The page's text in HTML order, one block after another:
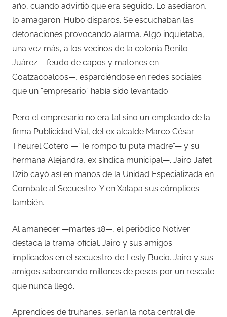
año, cuando advirtió que era seguido. Lo asediaron,
lo amagaron. Hubo disparos. Se escuchaban las
detonaciones provocando alarma. Algo inquietaba,
una vez más, a los vecinos de la colonia Benito
Juárez —feudo de capos y matones en
Coatzacoalcos—, esparciéndose en redes sociales
que un “empresario” había sido levantado.
Pero el empresario no era tal sino un empleado de la
firma Publicidad Vial, del ex alcalde Marco César
Theurel Cotero —“Te rompo tu puta madre”— y su
hermana Alejandra, ex síndica municipal—. Jairo Jafet
Dzib cayó así en manos de la Unidad Especializada en
Combate al Secuestro. Y en Xalapa sus cómplices
también.
Al amanecer —martes 18—, el periódico Notiver
destaca la trama oficial. Jairo y sus amigos
implicados en el secuestro de Lesly Bucio. Jairo y sus
amigos saboreando millones de pesos por un rescate
que nunca llegó.
Aprendices de truhanes, serían la nota central de